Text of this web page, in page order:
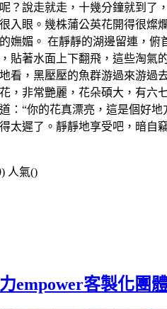
？說走就走，十幾分鐘就到
入眼。幾株蒲公英花開得很
嫵媚。 在靜靜的湖邊留連，
貼著水面上下翻飛，這些淘氣
看，黑壓壓的魚群游過來游過
，非常艷麗，花朵碩大，有
：“你的花真漂亮，這是個好
太遲了。靜靜地享受吧，暗自
人氣()
empower客製化團